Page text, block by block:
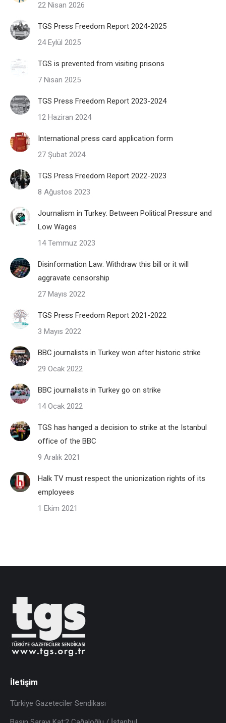
22 Nisan 2026
TGS Press Freedom Report 2024-2025
24 Eylül 2025
TGS is prevented from visiting prisons
7 Nisan 2025
TGS Press Freedom Report 2023-2024
12 Haziran 2024
International press card application form
27 Şubat 2024
TGS Press Freedom Report 2022-2023
8 Ağustos 2023
Journalism in Turkey: Between Political Pressure and
Low Wages
14 Temmuz 2023
Disinformation Law: Withdraw this bill or it will
aggravate censorship
27 Mayıs 2022
TGS Press Freedom Report 2021-2022
3 Mayıs 2022
BBC journalists in Turkey won after historic strike
29 Ocak 2022
BBC journalists in Turkey go on strike
14 Ocak 2022
TGS has hanged a decision to strike at the Istanbul
office of the BBC
9 Aralık 2021
Halk TV must respect the unionization rights of its
employees
1 Ekim 2021
İletişim
Türkiye Gazeteciler Sendikası